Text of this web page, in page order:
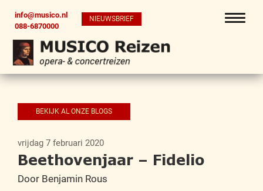
info@musico.nl
088-6870000
NIEUWSBRIEF
BEKIJK AL ONZE BLOGS
vrijdag 7 februari 2020
Beethovenjaar – Fidelio
Door Benjamin Rous